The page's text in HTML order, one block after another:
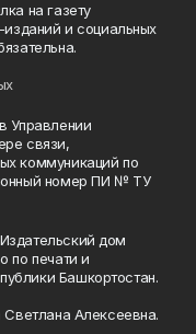
на газету
и социальных
Управлении
связи,
коммуникаций по
номер ПИ № ТУ
дом
по печати и
Башкортостан.
Светлана Алексеевна.